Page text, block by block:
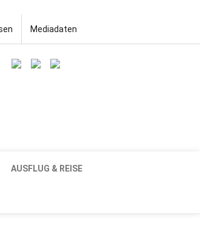
Mediadaten
AUSFLUG & REISE